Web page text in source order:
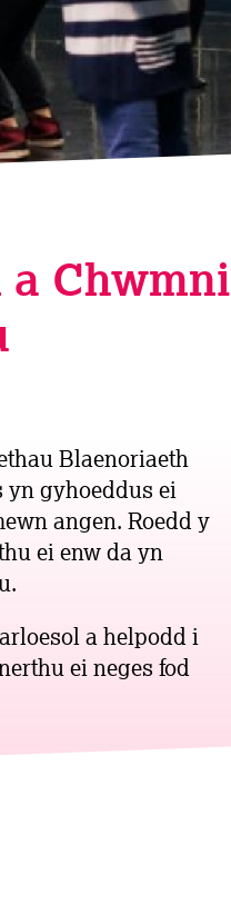
Chwmni
Blaenoriaeth
yn gyhoeddus ei
angen. Roedd y
ei enw da yn
a helpodd i
ei neges fod